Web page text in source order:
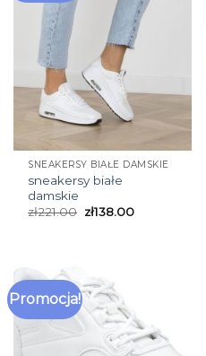
SNEAKERSY BIAŁE DAMSKIE
sneakersy białe
damskie
zł221.00 zł138.00
Promocja!